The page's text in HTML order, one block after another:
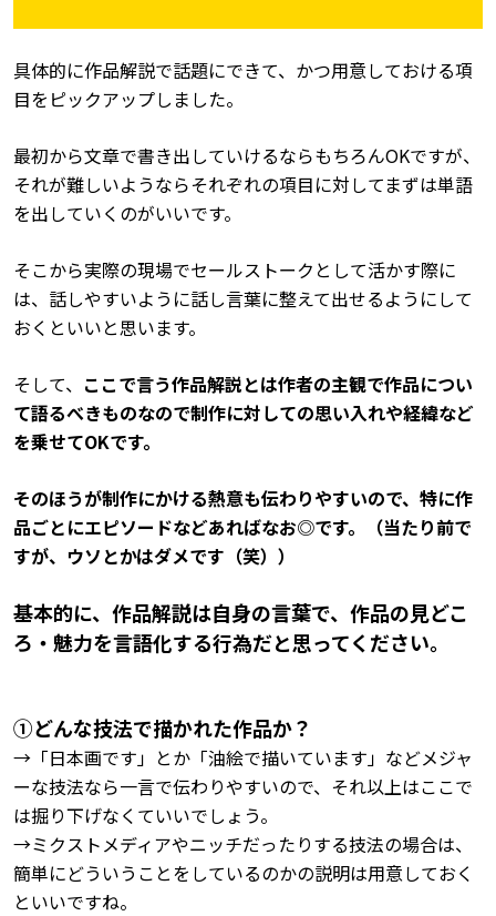
具体的に作品解説で話題にできて、かつ用意しておける項
目をピックアップしました。
最初から文章で書き出していけるならもちろんOKですが、
それが難しいようならそれぞれの項目に対してまずは単語
を出していくのがいいです。
そこから実際の現場でセールストークとして活かす際に
は、話しやすいように話し言葉に整えて出せるようにして
おくといいと思います。
そして、 ここで言う作品解説とは作者の主観で作品につい
て語るべきものなので制作に対しての思い入れや経緯など
を乗せてOKです。
そのほうが制作にかける熱意も伝わりやすいので、特に作
品ごとにエピソードなどあればなお◎です。（当たり前で
すが、ウソとかはダメです（笑））
基本的に、作品解説は自身の言葉で、作品の見どこ
ろ・魅力を言語化する行為だと思ってください。
➀どんな技法で描かれた作品か？
→「日本画です」とか「油絵で描いています」などメジャ
ーな技法なら一言で伝わりやすいので、それ以上はここで
は掘り下げなくていいでしょう。
→ミクストメディアやニッチだったりする技法の場合は、
簡単にどういうことをしているのかの説明は用意しておく
といいですね。